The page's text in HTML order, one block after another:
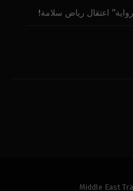
اعتقال رياض سلامة!